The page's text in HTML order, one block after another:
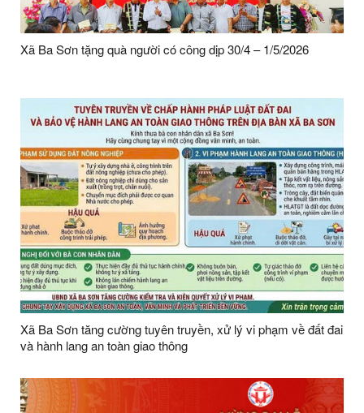
Xã Ba Sơn tặng quà người có công dịp 30/4 – 1/5/2026
Xã Ba Sơn tăng cường tuyên truyền, xử lý vi phạm về đất đai
và hành lang an toàn giao thông